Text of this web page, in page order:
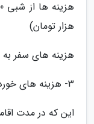
هزار تومان)
هزینه های سفر
3- هزینه های خورد و خوراک در پوکت
این که در مدت